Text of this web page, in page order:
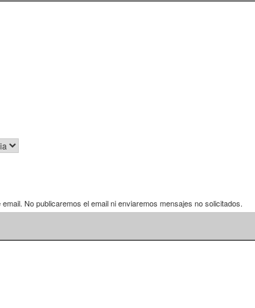
No publicaremos el email ni enviaremos mensajes no solicitados.